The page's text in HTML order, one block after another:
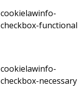
cookielawinfo-
checkbox-functional
cookielawinfo-
checkbox-necessary